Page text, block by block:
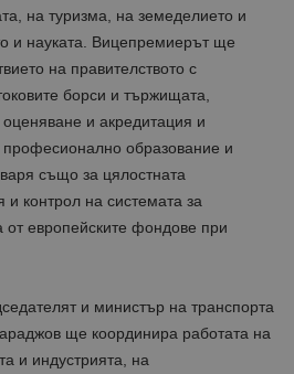
на туризма, на земеделието и
и науката. Вицепремиерът ще
на правителството с
борси и тържищата,
и акредитация и
образование и
също за цялостната
и контрол на системата за
от европейските фондове при
и министър на транспорта
ще координира работата на
и индустрията, на